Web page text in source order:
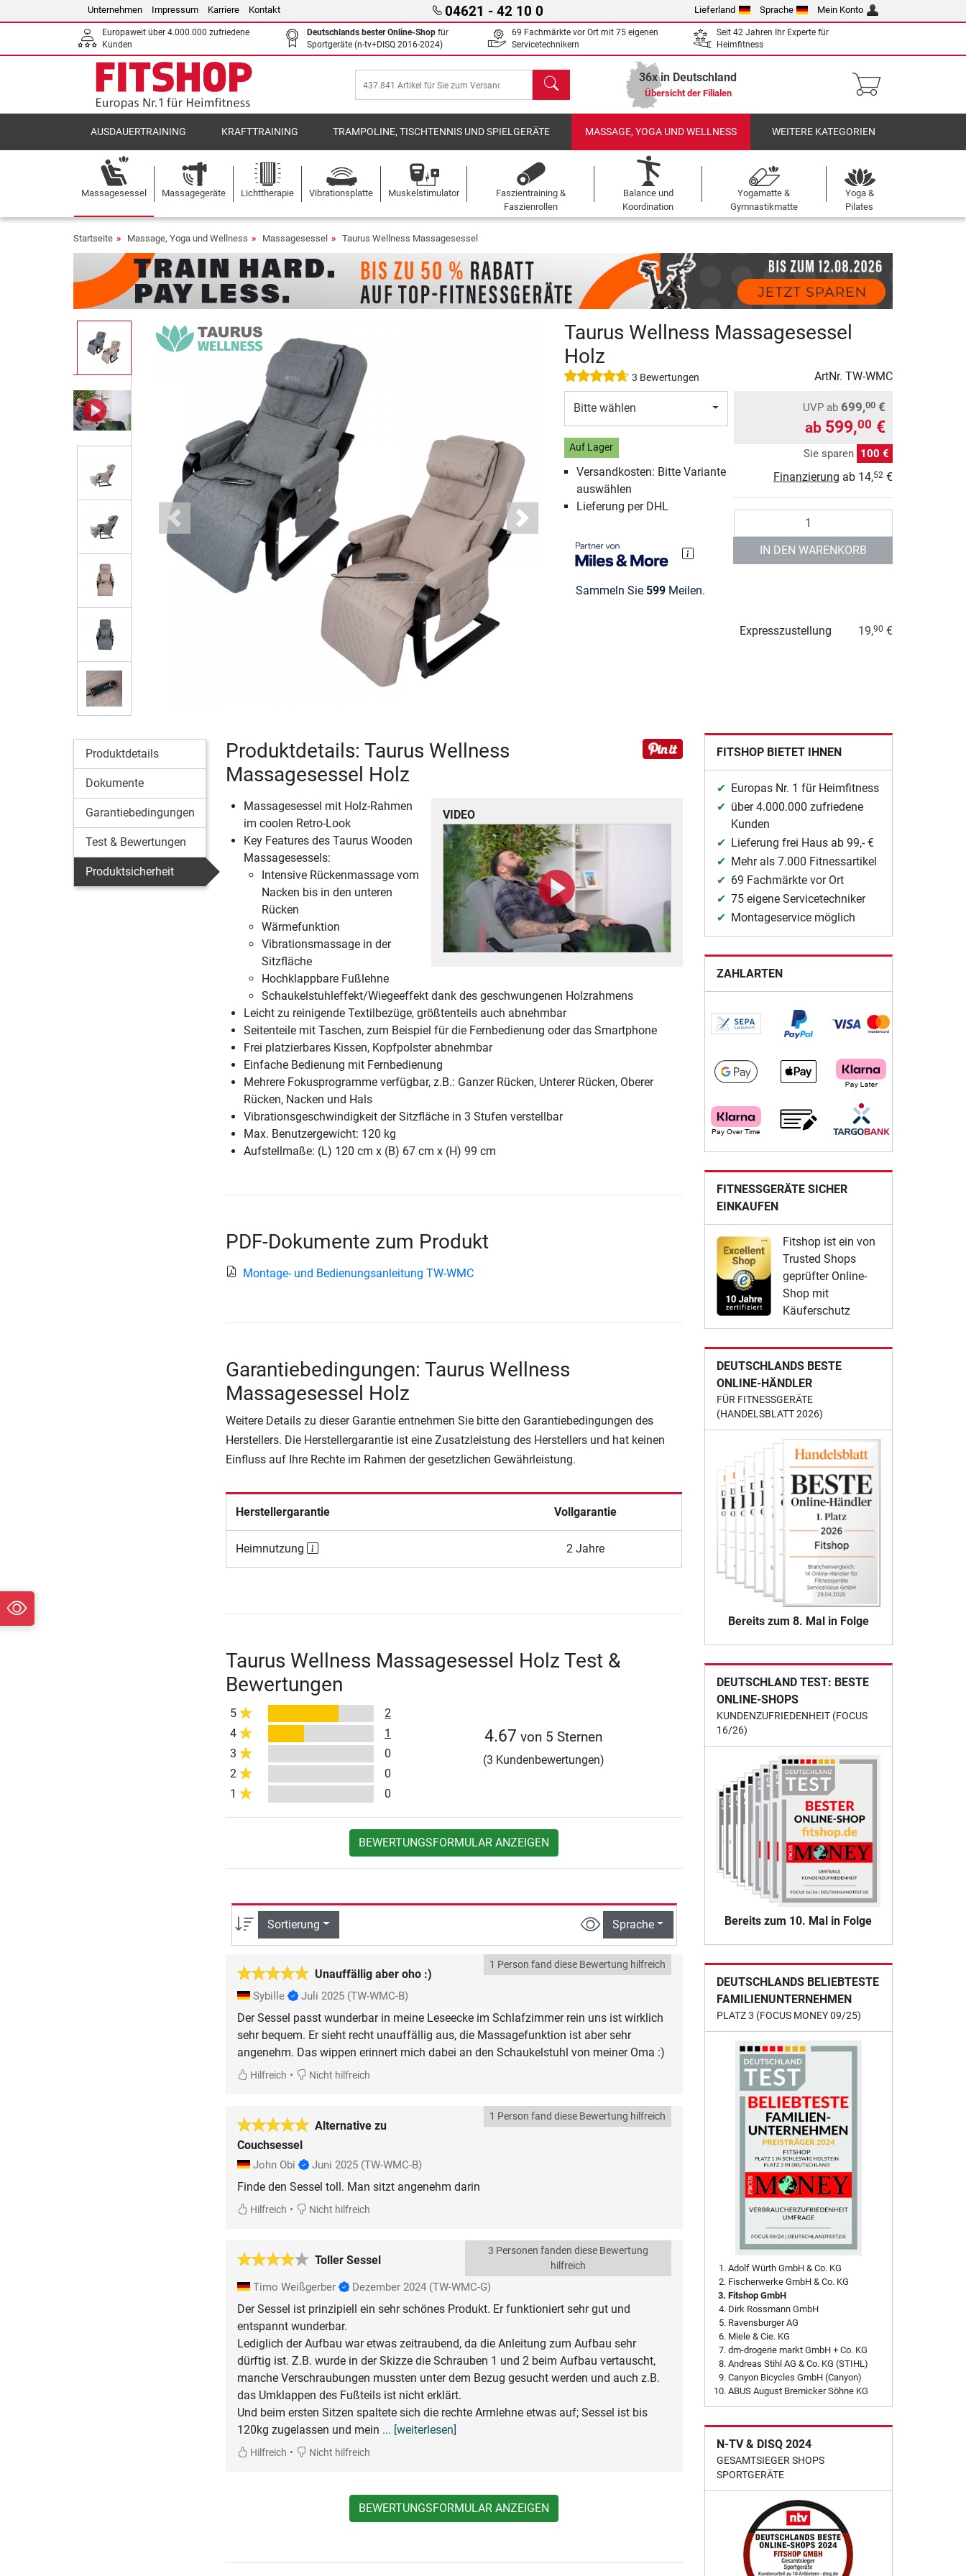
Unternehmen Impressum Karriere Kontakt 04621 - 42 10 0 Lieferland Sprache Mein Konto
Europaweit über 4.000.000 zufriedene
Kunden
Deutschlands bester Online-Shop für
Sportgeräte (n-tv+DISQ 2016-2024)
69 Fachmärkte vor Ort mit 75 eigenen
Servicetechnikern
Seit 42 Jahren Ihr Experte für
Heimfitness
Suchen 36x in Deutschland
Übersicht der Filialen
AUSDAUERTRAINING KRAFTTRAINING TRAMPOLINE, TISCHTENNIS UND SPIELGERÄTE MASSAGE, YOGA UND WELLNESS WEITERE KATEGORIEN
Massagesessel Massagegeräte Lichttherapie Vibrationsplatte Muskelstimulator
Faszientraining &
Faszienrollen
Balance und
Koordination
Yogamatte &
Gymnastikmatte
Yoga &
Pilates
Startseite Massage, Yoga und Wellness Massagesessel Taurus Wellness Massagesessel
Previous Next
Taurus Wellness Massagesessel
Holz
3 Bewertungen ArtNr. TW-WMC
Bitte wählen
Auf Lager
Versandkosten: Bitte Variante
auswählen
Lieferung per DHL
Sammeln Sie 599Meilen.
UVP ab 699,00 €
ab 599,00 €
Sie sparen 100 €
Finanzierung ab 14,52 €
IN DEN WARENKORB
Expresszustellung 19,90 €
Produktdetails
Dokumente
Garantiebedingungen
Test & Bewertungen
Produktsicherheit
Produktdetails: Taurus Wellness
Massagesessel Holz
VIDEO
Massagesessel mit Holz-Rahmen
im coolen Retro-Look
Key Features des Taurus Wooden
Massagesessels:
Intensive Rückenmassage vom
Nacken bis in den unteren
Rücken
Wärmefunktion
Vibrationsmassage in der
Sitzfläche
Hochklappbare Fußlehne
Schaukelstuhleffekt/Wiegeeffekt dank des geschwungenen Holzrahmens
Leicht zu reinigende Textilbezüge, größtenteils auch abnehmbar
Seitenteile mit Taschen, zum Beispiel für die Fernbedienung oder das Smartphone
Frei platzierbares Kissen, Kopfpolster abnehmbar
Einfache Bedienung mit Fernbedienung
Mehrere Fokusprogramme verfügbar, z.B.: Ganzer Rücken, Unterer Rücken, Oberer
Rücken, Nacken und Hals
Vibrationsgeschwindigkeit der Sitzfläche in 3 Stufen verstellbar
Max. Benutzergewicht: 120 kg
Aufstellmaße: (L) 120 cm x (B) 67 cm x (H) 99 cm
PDF-Dokumente zum Produkt
Montage- und Bedienungsanleitung TW-WMC
Garantiebedingungen: Taurus Wellness
Massagesessel Holz
Weitere Details zu dieser Garantie entnehmen Sie bitte den Garantiebedingungen des
Herstellers. Die Herstellergarantie ist eine Zusatzleistung des Herstellers und hat keinen
Einfluss auf Ihre Rechte im Rahmen der gesetzlichen Gewährleistung.
Herstellergarantie Vollgarantie
Heimnutzung 2 Jahre
Taurus Wellness Massagesessel Holz Test &
Bewertungen
5
2
4
1
3
0
2
0
1
0
4.67 von 5 Sternen
(3 Kundenbewertungen)
BEWERTUNGSFORMULAR ANZEIGEN
Sortierung Sprache
Unauffällig aber oho :)
1 Person fand diese Bewertung hilfreich
Sybille Juli 2025 (TW-WMC-B)
Der Sessel passt wunderbar in meine Leseecke im Schlafzimmer rein uns ist wirklich
sehr bequem. Er sieht recht unauffällig aus, die Massagefunktion ist aber sehr
angenehm. Das wippen erinnert mich dabei an den Schaukelstuhl von meiner Oma :)
Hilfreich • Nicht hilfreich
Alternative zu
Couchsessel
1 Person fand diese Bewertung hilfreich
John Obi Juni 2025 (TW-WMC-B)
Finde den Sessel toll. Man sitzt angenehm darin
Hilfreich • Nicht hilfreich
Toller Sessel
3 Personen fanden diese Bewertung
hilfreich
Timo Weißgerber Dezember 2024 (TW-WMC-G)
Der Sessel ist prinzipiell ein sehr schönes Produkt. Er funktioniert sehr gut und
entspannt wunderbar.
Lediglich der Aufbau war etwas zeitraubend, da die Anleitung zum Aufbau sehr
dürftig ist. Z.B. wurde in der Skizze die Schrauben 1 und 2 beim Aufbau vertauscht,
manche Verschraubungen mussten unter dem Bezug gesucht werden und auch z.B.
das Umklappen des Fußteils ist nicht erklärt.
Und beim ersten Sitzen spaltete sich die rechte Armlehne etwas auf; Sessel ist bis
120kg zugelassen und mein ... [weiterlesen]
Hilfreich • Nicht hilfreich
BEWERTUNGSFORMULAR ANZEIGEN
FITSHOP BIETET IHNEN
Europas Nr. 1 für Heimfitness
über 4.000.000 zufriedene
Kunden
Lieferung frei Haus ab 99,- €
Mehr als 7.000 Fitnessartikel
69 Fachmärkte vor Ort
75 eigene Servicetechniker
Montageservice möglich
ZAHLARTEN
FITNESSGERÄTE SICHER
EINKAUFEN
Fitshop ist ein von
Trusted Shops
geprüfter Online-
Shop mit
Käuferschutz
DEUTSCHLANDS BESTE
ONLINE-HÄNDLER
FÜR FITNESSGERÄTE
(HANDELSBLATT 2026)
Bereits zum 8. Mal in Folge
DEUTSCHLAND TEST: BESTE
ONLINE-SHOPS
KUNDENZUFRIEDENHEIT (FOCUS
16/26)
Bereits zum 10. Mal in Folge
DEUTSCHLANDS BELIEBTESTE
FAMILIENUNTERNEHMEN
PLATZ 3 (FOCUS MONEY 09/25)
Adolf Würth GmbH & Co. KG
Fischerwerke GmbH & Co. KG
Fitshop GmbH
Dirk Rossmann GmbH
Ravensburger AG
Miele & Cie. KG
dm-drogerie markt GmbH + Co. KG
Andreas Stihl AG & Co. KG (STIHL)
Canyon Bicycles GmbH (Canyon)
ABUS August Bremicker Söhne KG
N-TV & DISQ 2024
GESAMTSIEGER SHOPS
SPORTGERÄTE